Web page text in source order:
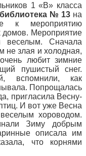
1 «В» класса
библиотека № 13 на
к мероприятию
домов. Мероприятие
веселым. Сначала
не злая и холодная,
любит зимние
пушистый снег.
вспомнили, как
Попрощалась
пригласила Весну-
И вот уже Весна
хороводом.
Зиму добрым
описала им
что корнями